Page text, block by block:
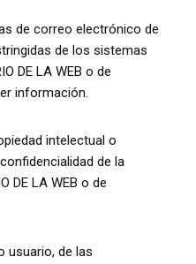
de correo electrónico de
de los sistemas
DE LA WEB o de
información.
intelectual o
de la
DE LA WEB o de
usuario, de las